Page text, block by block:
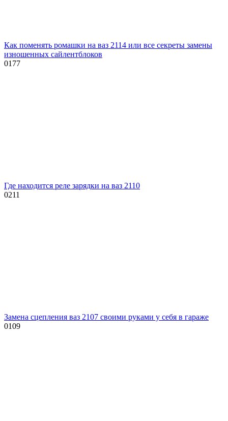
Как поменять ромашки на ваз 2114 или все секреты замены
изношенных сайлентблоков
0177
Где находится реле зарядки на ваз 2110
0211
Замена сцепления ваз 2107 своими руками у себя в гараже
0109